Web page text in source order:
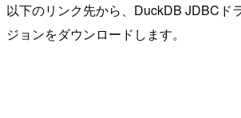
以下のリンク先から、DuckDB JDBCド
ジョンをダウンロードします。